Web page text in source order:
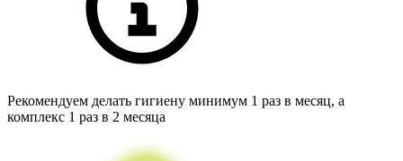
Рекомендуем делать гигиену минимум 1 раз в месяц, а
комплекс 1 раз в 2 месяца